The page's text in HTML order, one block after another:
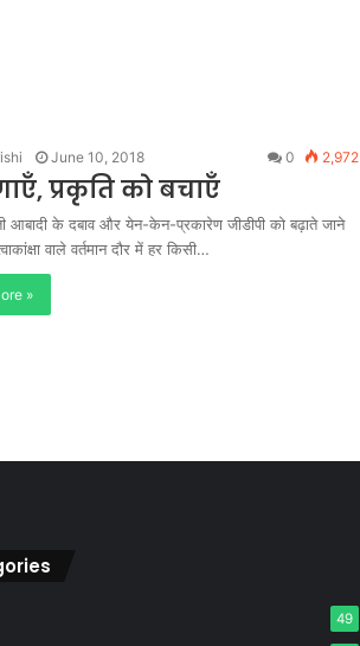
June 10, 2018 0 2,972
प्रकृति को बचाएँ
आबादी के दबाव और येन-केन-प्रकारेण जीडीपी को बढ़ाते जाने
वाले वर्तमान दौर में हर किसी…
»
49